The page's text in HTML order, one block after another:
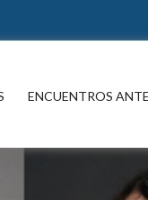
ENCUENTROS